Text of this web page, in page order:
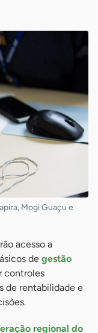
Mogi Guaçu e
acesso a
de gestão
controles
de rentabilidade e
regional do